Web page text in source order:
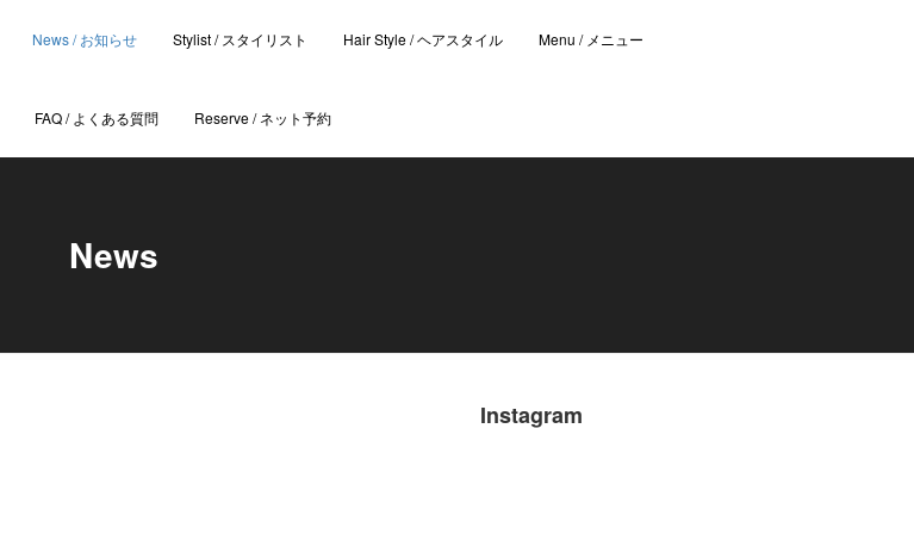
News / お知らせ Stylist / スタイリスト Hair Style / ヘアスタイル Menu / メニュー
FAQ / よくある質問 Reserve / ネット予約
News
Instagram